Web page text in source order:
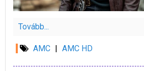
Tovább...
AMC | AMC HD